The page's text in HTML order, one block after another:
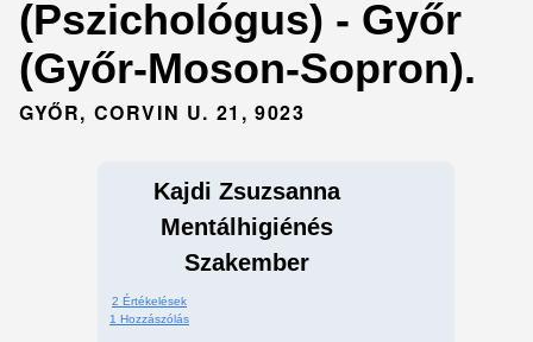
(Pszichológus) - Győr
(Győr-Moson-Sopron).
GYŐR, CORVIN U. 21, 9023
Kajdi Zsuzsanna
Mentálhigiénés
Szakember
2 Értékelések
1 Hozzászólás